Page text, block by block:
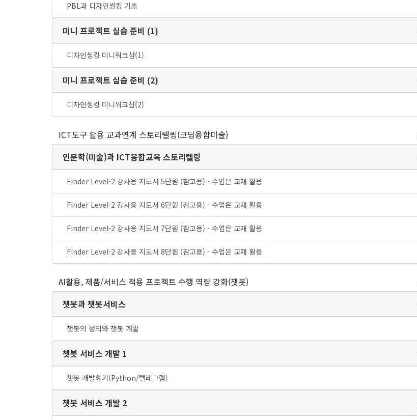
PBL과 디자인씽킹 기초
미니 프로젝트 실습 준비 (1)
디자인씽킹 미니워크샵(1)
미니 프로젝트 실습 준비 (2)
디자인씽킹 미니워크샵(2)
ICT도구 활용 교과연계 스토리텔링(코딩융합미술)
인문학(미술)과 ICT융합교육 스토리텔링
Finder Level-2 강사용 지도서 5단원 (참고용) - 수업은 교재 활용
Finder Level-2 강사용 지도서 6단원 (참고용) - 수업은 교재 활용
Finder Level-2 강사용 지도서 7단원 (참고용) - 수업은 교재 활용
Finder Level-2 강사용 지도서 8단원 (참고용) - 수업은 교재 활용
AI활용, 제품/서비스 적용 프로젝트 수행 역량 강화(챗봇)
챗봇과 챗봇서비스
챗봇의 정의와 챗봇 개발
챗봇 서비스 개발 1
챗봇 개발하기(Python/텔레그램)
챗봇 서비스 개발 2